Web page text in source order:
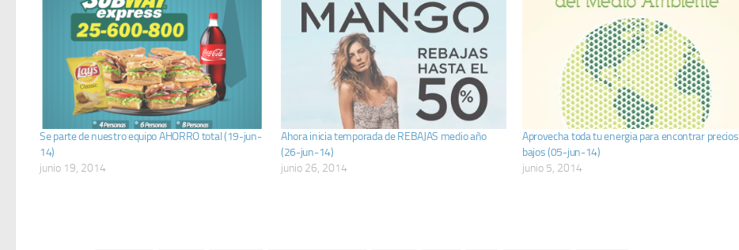
Se parte de nuestro equipo AHORRO total (19-jun-
14)
junio 19, 2014
Ahora inicia temporada de REBAJAS medio año
(26-jun-14)
junio 26, 2014
Aprovecha toda tu energia para encontrar precios
bajos (05-jun-14)
junio 5, 2014